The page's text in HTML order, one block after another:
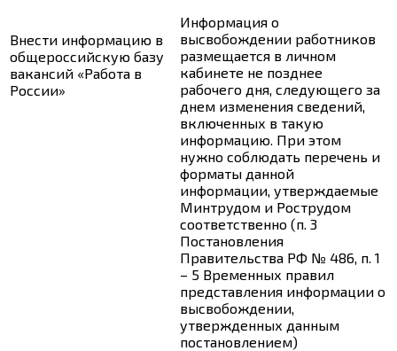
Внести информацию в
общероссийскую базу
вакансий «Работа в
России»
Информация о
высвобождении работников
размещается в личном
кабинете не позднее
рабочего дня, следующего за
днем изменения сведений,
включенных в такую
информацию. При этом
нужно соблюдать перечень и
форматы данной
информации, утверждаемые
Минтрудом и Рострудом
соответственно (п. 3
Постановления
Правительства РФ № 486, п. 1
– 5 Временных правил
представления информации о
высвобождении,
утвержденных данным
постановлением)